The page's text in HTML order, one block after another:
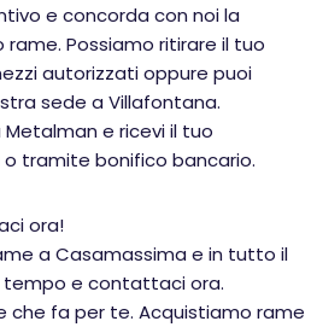
e concorda con noi la
Possiamo ritirare il tuo
autorizzati oppure puoi
sede a Villafontana.
e ricevi il tuo
tramite bonifico bancario.
ora!
a Casamassima e in tutto il
tempo e contattaci ora.
che fa per te. Acquistiamo rame